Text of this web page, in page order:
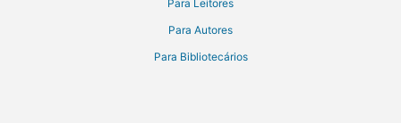
Para Leitores
Para Autores
Para Bibliotecários